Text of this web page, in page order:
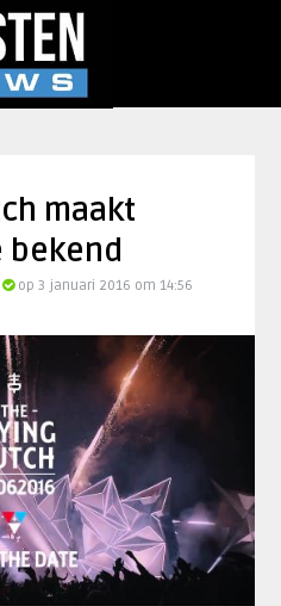
maakt
op 3 januari 2016 om 14:56